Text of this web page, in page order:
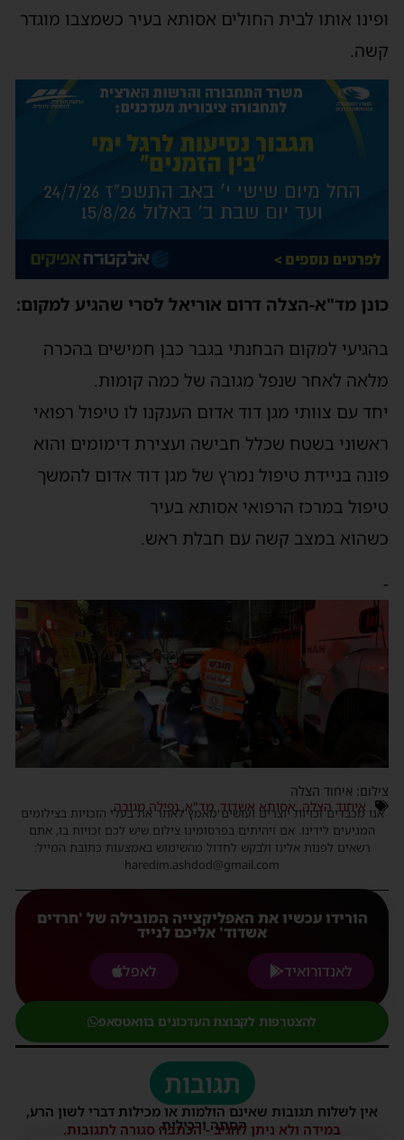
ופינו אותו לבית החולים אסותא בעיר כשמצבו מוגדר
קשה.
כונן מד"א-הצלה דרום אוריאל לסרי שהגיע למקום:
בהגיעי למקום הבחנתי בגבר כבן חמישים בהכרה
מלאה לאחר שנפל מגובה של כמה קומות.
יחד עם צוותי מגן דוד אדום הענקנו לו טיפול רפואי
ראשוני בשטח שכלל חבישה ועצירת דימומים והוא
פונה בניידת טיפול נמרץ של מגן דוד אדום להמשך
טיפול במרכז הרפואי אסותא בעיר
כשהוא במצב קשה עם חבלת ראש.
-
צילום: איחוד הצלה
איחוד הצלה, אסותא אשדוד, מד"א,נפילה מגובה
אנו מכבדים זכויות יוצרים ועושים מאמץ לאתר את בעלי הזכויות בצילומים
המגיעים לידינו. אם זיהיתים בפרסומינו צילום שיש לכם זכויות בו, אתם
רשאים לפנות אלינו ולבקש לחדול מהשימוש באמצעות כתובת המייל:
haredim.ashdod@gmail.com
הורידו עכשיו את האפליקצייה המובילה של 'חרדים
אשדוד' אליכם לנייד
לאנדורואיד
לאפל
להצטרפות לקבוצת העדכונים בוואטסאפ
תגובות
אין לשלוח תגובות שאינם הולמות או מכילות דברי לשון הרע,
הסתה ורכילות.
במידה ולא ניתן להגיב - הכתבה סגורה לתגובות.